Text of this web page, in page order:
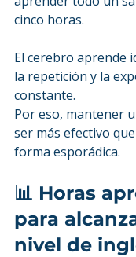
cinco horas.
El cerebro aprende
la repetición y la
constante.
Por eso, mantener
ser más efectivo
forma esporádica.
📊 Horas
para
nivel de